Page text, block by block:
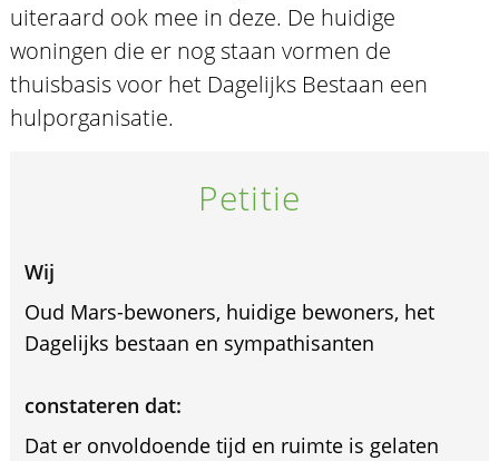
uiteraard ook mee in deze. De huidige
woningen die er nog staan vormen de
thuisbasis voor het Dagelijks Bestaan een
hulporganisatie.
Petitie
Wij
Oud Mars-bewoners, huidige bewoners, het
Dagelijks bestaan en sympathisanten
constateren dat:
Dat er onvoldoende tijd en ruimte is gelaten